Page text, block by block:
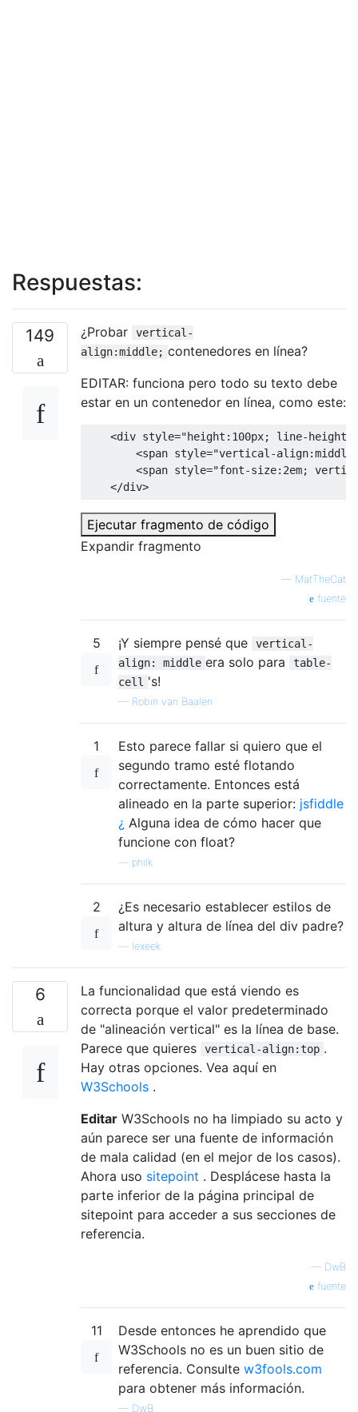
Respuestas:
149 ¿Probar
vertical-
align:middle; contenedores en línea?
EDITAR: funciona pero todo su texto debe
estar en un contenedor en línea, como este:
<div style="height:100px; line-
<span style="vertical-
<span style="font-size:2em;
</div>
Ejecutar fragmento de código
Expandir fragmento
— MatTheCat
fuente
5 ¡Y siempre pensé que
vertical-
align: middle era solo para
table-
cell 's!
— Robin van Baalen
1
Esto parece fallar si quiero que el
segundo tramo esté flotando
correctamente. Entonces está
alineado en la parte superior: jsfiddle
¿ Alguna idea de cómo hacer que
funcione con float?
philk
2
¿Es necesario establecer estilos de
altura y altura de línea del div padre?
lexeek
6
La funcionalidad que está viendo es
correcta porque el valor predeterminado
de "alineación vertical" es la línea de base.
Parece que quieres
vertical-align:top .
Hay otras opciones. Vea aquí en
W3Schools .
Editar W3Schools no ha limpiado su acto y
aún parece ser una fuente de información
de mala calidad (en el mejor de los casos).
Ahora uso sitepoint . Desplácese hasta la
parte inferior de la página principal de
sitepoint para acceder a sus secciones de
referencia.
— DwB
fuente
11
Desde entonces he aprendido que
W3Schools no es un buen sitio de
referencia. Consulte w3fools.com
para obtener más información.
— DwB